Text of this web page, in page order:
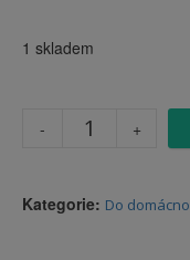
1 skladem
Kategorie: Do